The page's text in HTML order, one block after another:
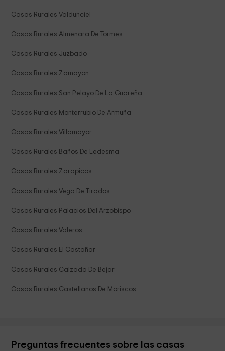
Casas Rurales Valdunciel
Casas Rurales Almenara De Tormes
Casas Rurales Juzbado
Casas Rurales Zamayon
Casas Rurales San Pelayo De La Guareña
Casas Rurales Monterrubio De Armuña
Casas Rurales Villamayor
Casas Rurales Baños De Ledesma
Casas Rurales Zarapicos
Casas Rurales Vega De Tirados
Casas Rurales Palacios Del Arzobispo
Casas Rurales Valeros
Casas Rurales El Castañar
Casas Rurales Calzada De Bejar
Casas Rurales Castellanos De Moriscos
Preguntas frecuentes sobre las casas